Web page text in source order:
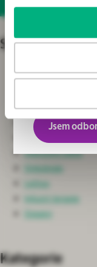
Specializace
Chirurgie
Neurochirurgie a
Ortopedie
Nefrologie
Ošetřovatelská
Intenzivní péče
Onkologie
Léčiva
Infuzní terapie
Ostatní
Kategorie
definicí pojmu
Jste
reklamy;
Jste se
převážně pro
Jsem